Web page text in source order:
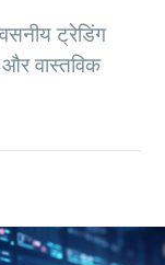
ट्रेडिंग
वास्तविक